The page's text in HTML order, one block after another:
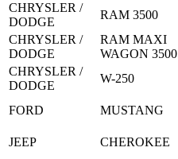
CHRYSLER /
DODGE
RAM 3500
CHRYSLER /
DODGE
RAM MAXI
WAGON 3500
CHRYSLER /
DODGE
W-250
FORD
MUSTANG
JEEP
CHEROKEE